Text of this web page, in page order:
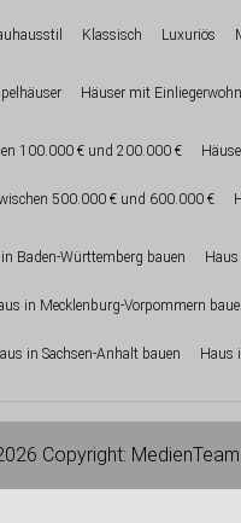
Klassisch Luxuriös
Häuser mit
100.000 € und 200.000 €
500.000 € und 600.000 €
Baden-Württemberg bauen
in Mecklenburg-Vorpommern
in Sachsen-Anhalt bauen Haus
Copyright: